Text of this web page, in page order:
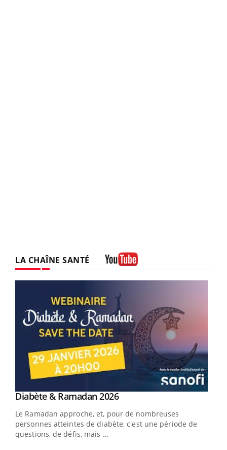
LA CHAÎNE SANTÉ
Youtube
Diabète & Ramadan 2026Youtube
Le Ramadan approche, et, pour de nombreuses
personnes atteintes de diabète, c'est une période de
questions, de défis, mais ...